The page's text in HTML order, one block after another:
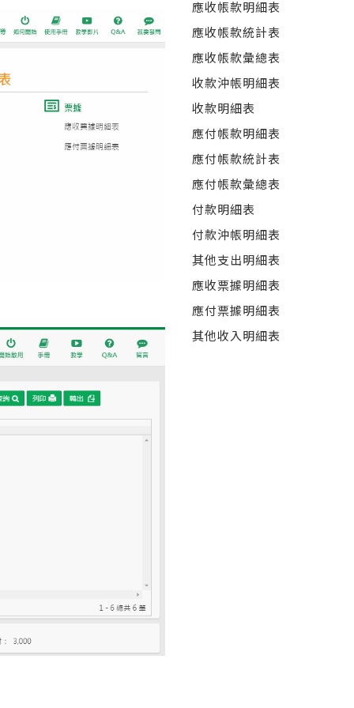
應收帳款明細表
應收帳款統計表
應收帳款彙總表
收款沖帳明細表
收款明細表
應付帳款明細表
應付帳款統計表
應付帳款彙總表
付款明細表
付款沖帳明細表
其他支出明細表
應收票據明細表
應付票據明細表
其他收入明細表